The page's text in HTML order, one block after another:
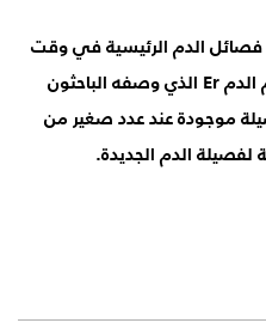
فصائل الدم الرئيسية في وقت
مبكر من القرن العشرين، مثل نظام الدم Er الذي وصفه الباحثون
2022، وهي فصيلة موجودة عند عدد صغير من
لفصيلة الدم الجديدة.